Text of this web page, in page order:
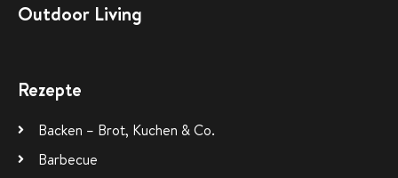
Outdoor Living
Rezepte
Backen – Brot, Kuchen & Co.
Barbecue